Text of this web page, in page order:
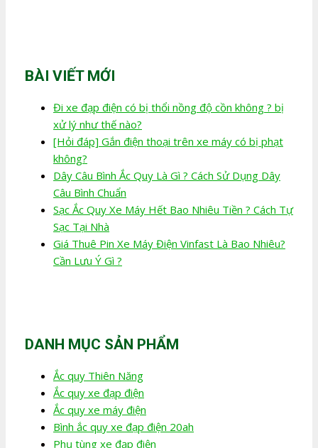
BÀI VIẾT MỚI
Đi xe đạp điện có bị thổi nồng độ cồn không ? bị
xử lý như thế nào?
[Hỏi đáp] Gắn điện thoại trên xe máy có bị phạt
không?
Dây Câu Bình Ắc Quy Là Gì ? Cách Sử Dụng Dây
Câu Bình Chuẩn
Sạc Ắc Quy Xe Máy Hết Bao Nhiêu Tiền ? Cách Tự
Sạc Tại Nhà
Giá Thuê Pin Xe Máy Điện Vinfast Là Bao Nhiêu?
Cần Lưu Ý Gì ?
DANH MỤC SẢN PHẨM
Ắc quy Thiên Năng
Ắc quy xe đạp điện
Ắc quy xe máy điện
Bình ắc quy xe đạp điện 20ah
Phụ tùng xe đạp điện